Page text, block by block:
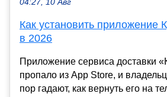
04:27, 10 Авг
Как установить приложение
в 2026
Приложение сервиса доставки
пропало из App Store, и
пор гадают, как вернуть его на